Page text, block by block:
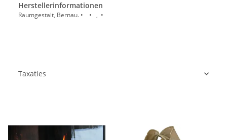
Herstellerinformationen
Raumgestalt, Bernau. • • , •
Taxaties